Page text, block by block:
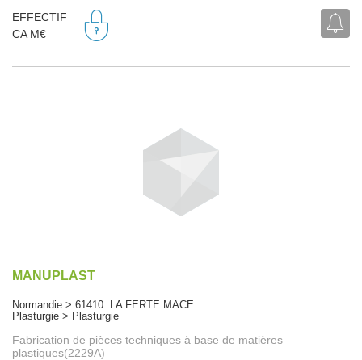
EFFECTIF
CA M€
MANUPLAST
Normandie > 61410 LA FERTE MACE
Plasturgie > Plasturgie
Fabrication de pièces techniques à base de matières
plastiques(2229A)